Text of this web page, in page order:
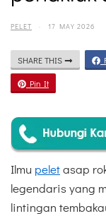
PELET · 17 MAY 2026
SHARE THIS
Pin It
Ilmu peletasap
legendaris yang
lintingan